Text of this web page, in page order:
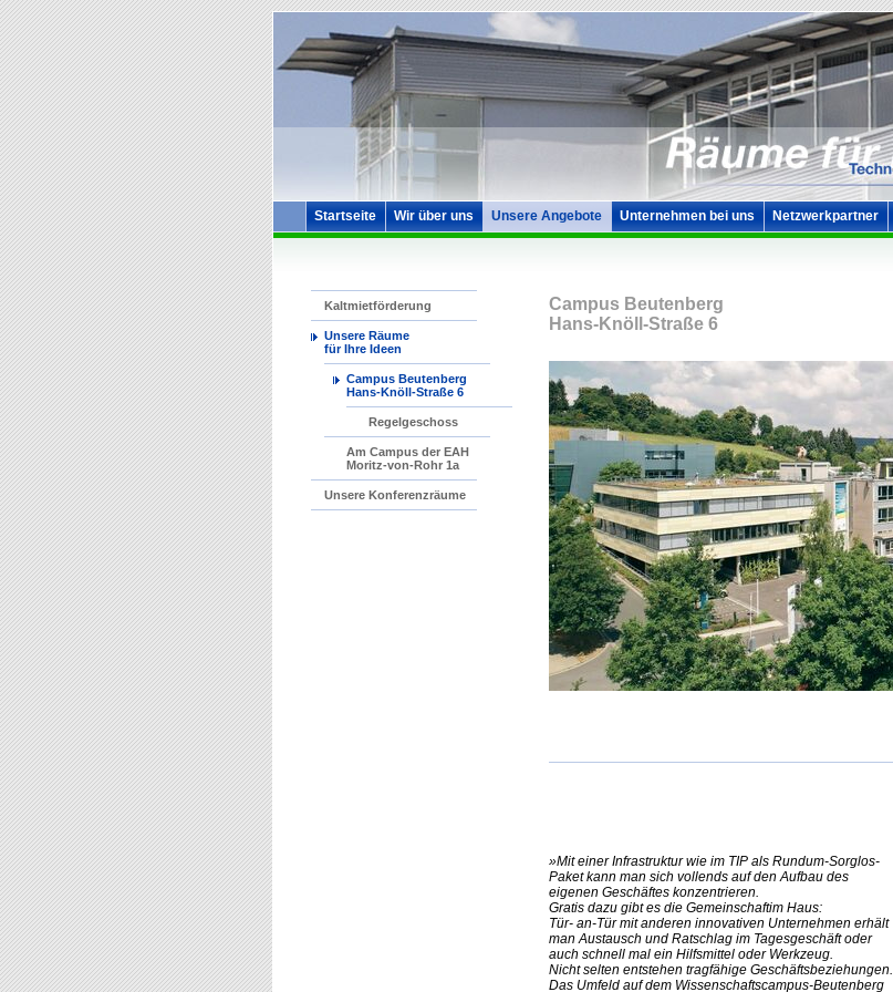
Startseite Wir über uns Unsere Angebote Unternehmen bei uns Netzwerkpartner
Kaltmietförderung
Unsere Räume
für Ihre Ideen
Campus Beutenberg
Hans-Knöll-Straße 6
Regelgeschoss
Am Campus der EAH
Moritz-von-Rohr 1a
Unsere Konferenzräume
Campus Beutenberg
Hans-Knöll-Straße 6
»Mit einer Infrastruktur wie im TIP als Rundum-Sorglos-
Paket kann man sich vollends auf den Aufbau des
eigenen Geschäftes konzentrieren.
Gratis dazu gibt es die Gemeinschaftim Haus:
Tür- an-Tür mit anderen innovativen Unternehmen erhält
man Austausch und Ratschlag im Tagesgeschäft oder
auch schnell mal ein Hilfsmittel oder Werkzeug.
Nicht selten entstehen tragfähige Geschäftsbeziehungen.
Das Umfeld auf dem Wissenschaftscampus-Beutenberg